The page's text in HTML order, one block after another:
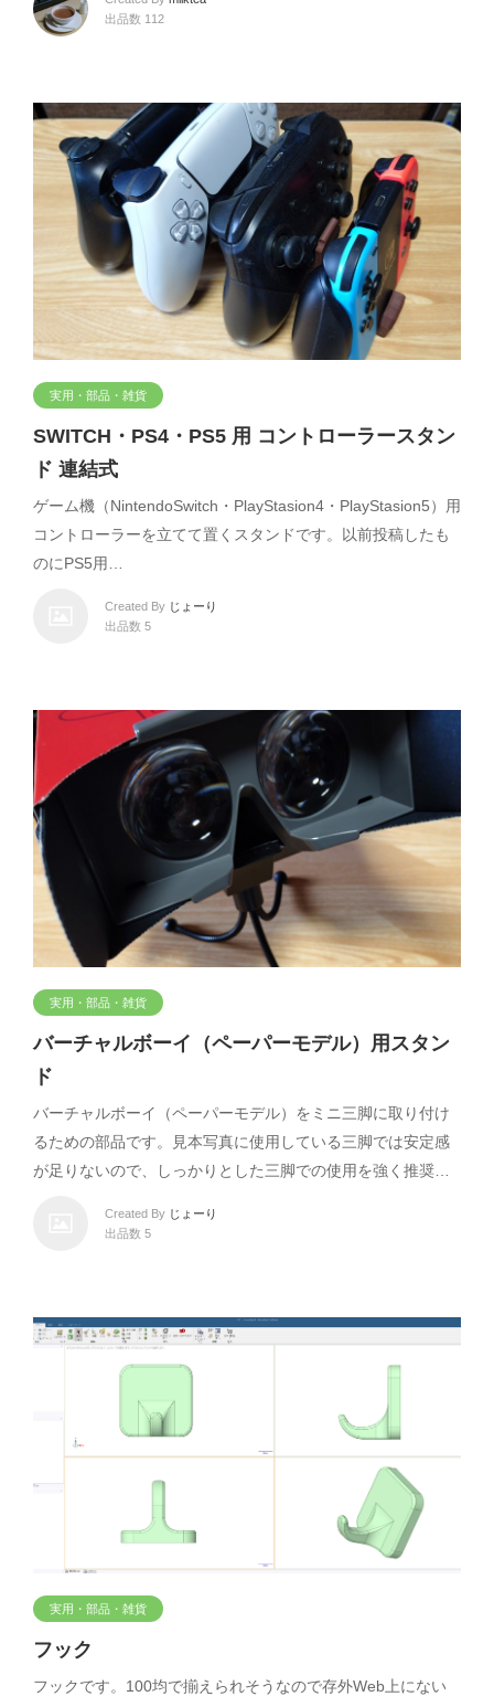
出品数 112
実用・部品・雑貨
SWITCH・PS4・PS5 用 コントローラースタン
ド 連結式
ゲーム機（NintendoSwitch・PlayStasion4・PlayStasion5）用
コントローラーを立てて置くスタンドです。以前投稿したも
のにPS5用…
Created By じょーり
出品数 5
実用・部品・雑貨
バーチャルボーイ（ペーパーモデル）用スタン
ド
バーチャルボーイ（ペーパーモデル）をミニ三脚に取り付け
るための部品です。見本写真に使用している三脚では安定感
が足りないので、しっかりとした三脚での使用を強く推奨…
Created By じょーり
出品数 5
実用・部品・雑貨
フック
フックです。100均で揃えられそうなので存外Web上にない